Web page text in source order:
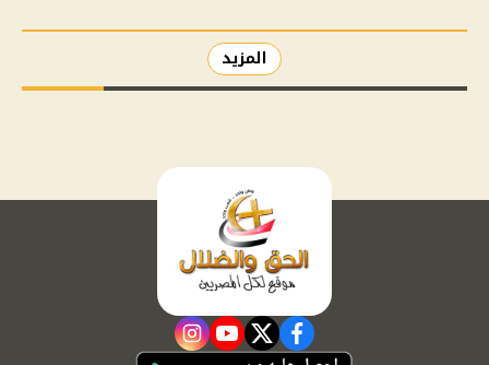
المزيد
facebook
twitter
youtube
instagram